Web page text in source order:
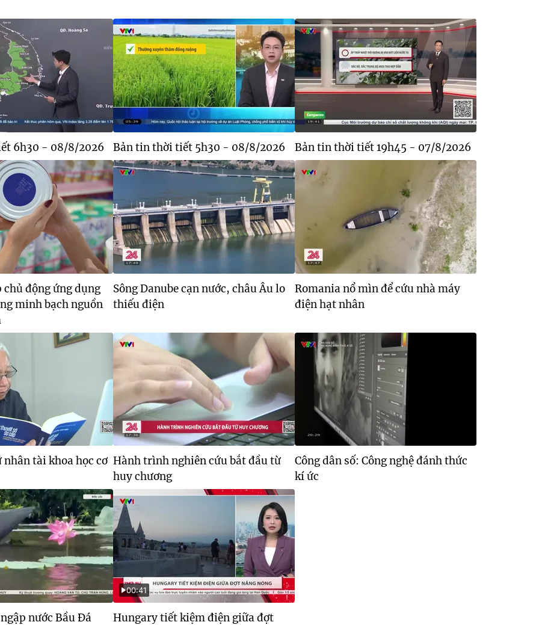
6h30 - 08/8/2026 Bản tin thời tiết 5h30 - 08/8/2026 Bản tin thời tiết 19h45 - 07/8/2026
chủ động ứng dụng
minh bạch nguồn
Sông Danube cạn nước, châu Âu lo
thiếu điện
Romania nổ mìn để cứu nhà máy
điện hạt nhân
tài khoa học cơ Hành trình nghiên cứu bắt đầu từ
huy chương
Công dân số: Công nghệ đánh thức
kí ức
nước Bầu Đá
00:41
Hungary tiết kiệm điện giữa đợt